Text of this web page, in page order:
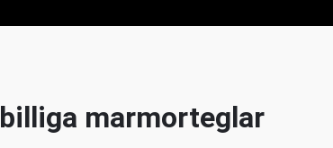
billiga marmorteglar